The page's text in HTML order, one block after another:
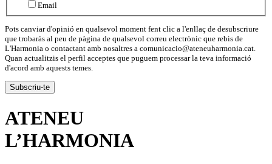
Email
Pots canviar d'opinió en qualsevol moment fent clic a l'enllaç de desubscriure
que trobaràs al peu de pàgina de qualsevol correu electrònic que rebis de
L'Harmonia o contactant amb nosaltres a comunicacio@ateneuharmonia.cat.
Quan actualitzis el perfil acceptes que puguem processar la teva informació
d'acord amb aquests temes.
ATENEU
L’HARMONIA